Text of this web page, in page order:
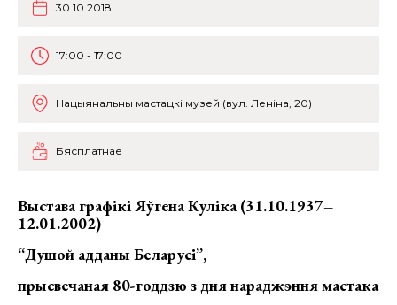
30.10.2018
17:00 - 17:00
Нацыянальны мастацкі музей (вул. Леніна, 20)
Бясплатнае
Выстава графікі Яўгена Куліка (31.10.1937–
12.01.2002)
“Душой адданы Беларусі”,
прысвечаная 80-годдзю з дня нараджэння мастака